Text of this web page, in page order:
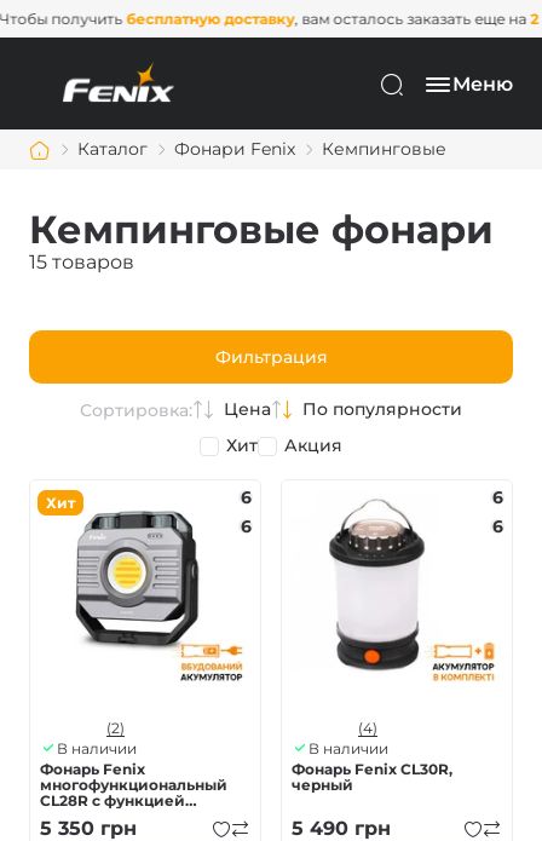
Чтобы получитьбесплатную доставку, вам осталось заказать еще
Меню
Каталог Фонари Fenix Кемпинговые
Кемпинговые фонари
15 товаров
Фильтрация
Сортировка: Цена
По популярности
Хит
Акция
Хит
6
6
(2)
В наличии
Фонарь Fenix
многофункциональный
CL28R с функцией
Powerbank (10 000 mAh)
5 350 грн
6
6
(4)
В наличии
Фонарь Fenix CL30R,
черный
5 490 грн